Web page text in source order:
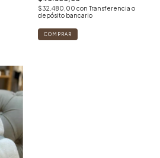
$32.480,00 con Transferencia o
depósito bancario